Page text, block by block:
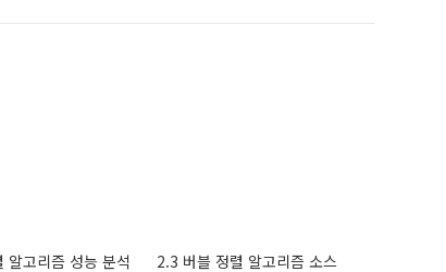
알고리즘 성능 분석 2.3 버블 정렬 알고리즘 소스